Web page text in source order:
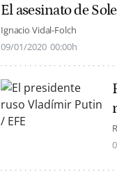
El asesinato de
Ignacio Vidal-Folch
09/01/2020 00:00h